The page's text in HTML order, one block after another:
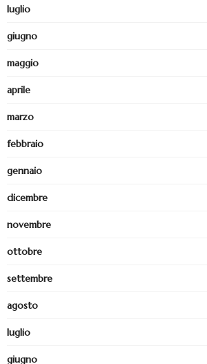
luglio
giugno
maggio
aprile
marzo
febbraio
gennaio
dicembre
novembre
ottobre
settembre
agosto
luglio
giugno